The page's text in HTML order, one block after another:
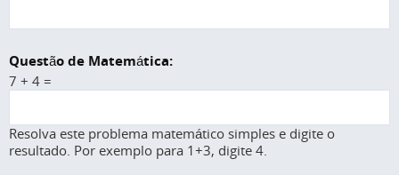
Questão de Matemática:
7 + 4 =
Resolva este problema matemático simples e digite o
resultado. Por exemplo para 1+3, digite 4.